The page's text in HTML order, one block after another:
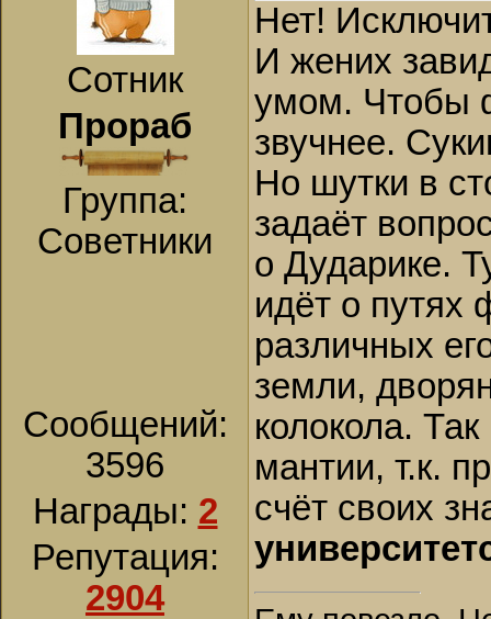
Сотник
Прораб
Группа:
Советники
Сообщений:
3596
Награды: 2
Репутация:
2904
Нет!
И жених
умом. Чтобы
звучнее.
Но шутки в
задаёт
о Дударике.
идёт о путях
различных
земли,
колокола.
мантии, т.к.
счёт своих